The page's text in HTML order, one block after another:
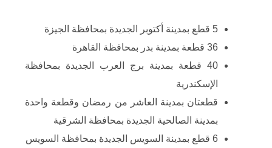
5 قطع بمدينة أكتوبر الجديدة بمحافظة الجيزة
36 قطعة بمدينة بدر بمحافظة القاهرة
40 قطعة بمدينة برج العرب الجديدة بمحافظة
الإسكندرية
قطعتان بمدينة العاشر من رمضان وقطعة واحدة
بمدينة الصالحية الجديدة بمحافظة الشرقية
6 قطع بمدينة السويس الجديدة بمحافظة السويس